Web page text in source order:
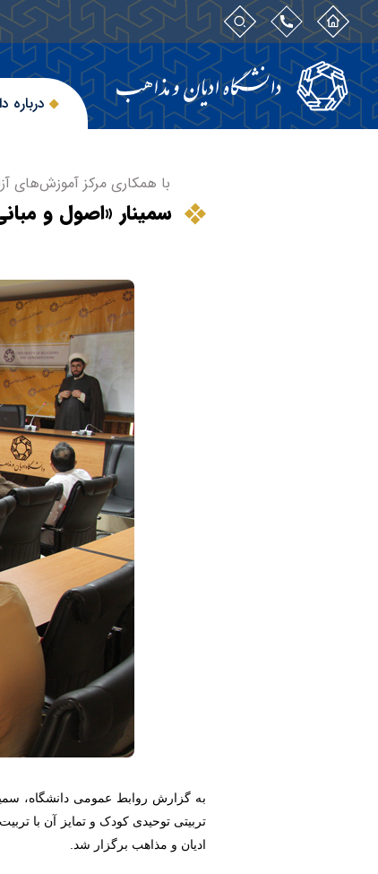
درباره
با همکاری مرکز آموزش‌های
سمینار «اصول و
به گزارش روابط عمومی دانشگاه،
ادیان و مذاهب برگزار شد.